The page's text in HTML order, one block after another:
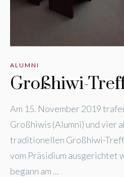
ALUMNI
Großhiwi-
Am 15. November 2019
Großhiwis (Alumni) und vier
traditionellen Großhiwi-
vom Präsidium ausgerichtet
begann am ...